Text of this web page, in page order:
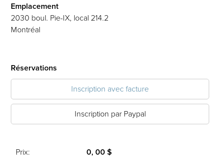
Emplacement
2030 boul. Pie-IX, local 214.2
Montréal
Réservations
Inscription avec facture
Inscription par Paypal
Prix: 0, 00 $